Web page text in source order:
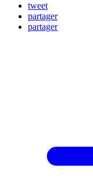
tweet
partager
partager